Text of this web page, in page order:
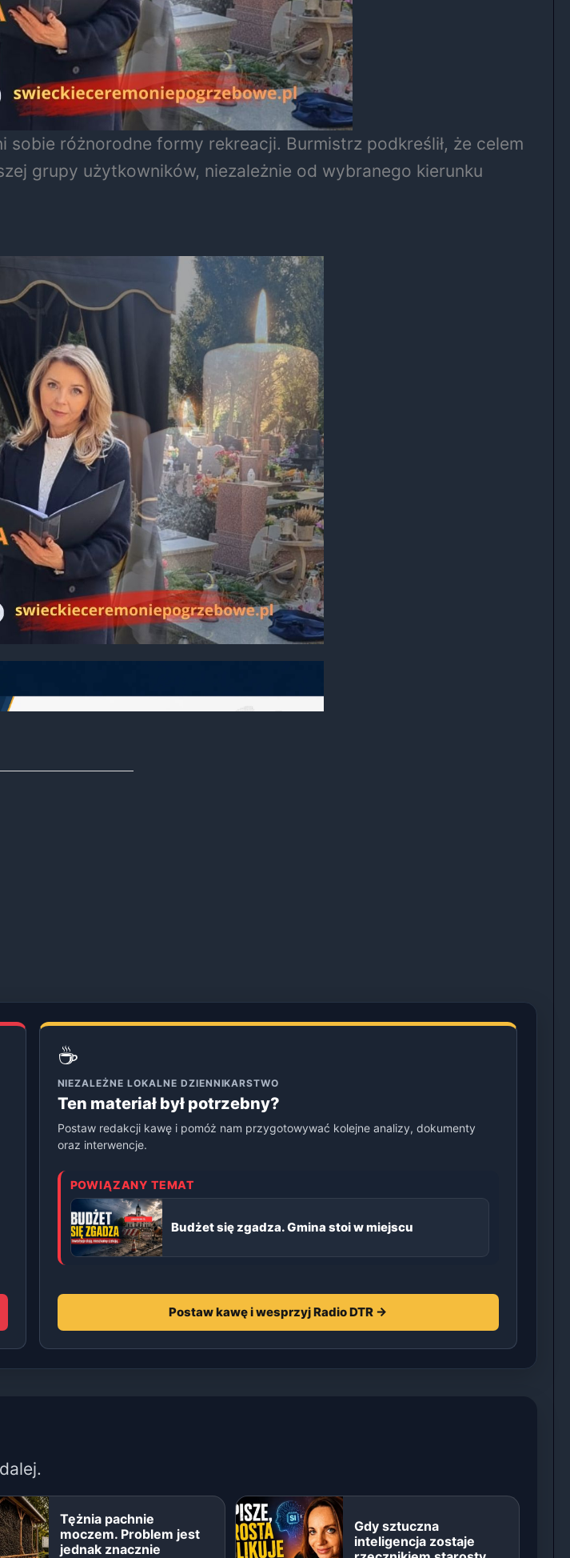
różnorodne formy rekreacji. Burmistrz podkreślił, że celem
grupy użytkowników, niezależnie od wybranego kierunku
☕
NIEZALEŻNE LOKALNE DZIENNIKARSTWO
Ten materiał był potrzebny?
Postaw redakcji kawę i pomóż nam przygotowywać kolejne analizy, dokumenty
oraz interwencje.
POWIĄZANY TEMAT
Budżet się zgadza. Gmina stoi w miejscu
Postaw kawę i wesprzyj Radio DTR →
Tężnia pachnie
moczem. Problem jest
jednak znacznie
Gdy sztuczna
inteligencja zostaje